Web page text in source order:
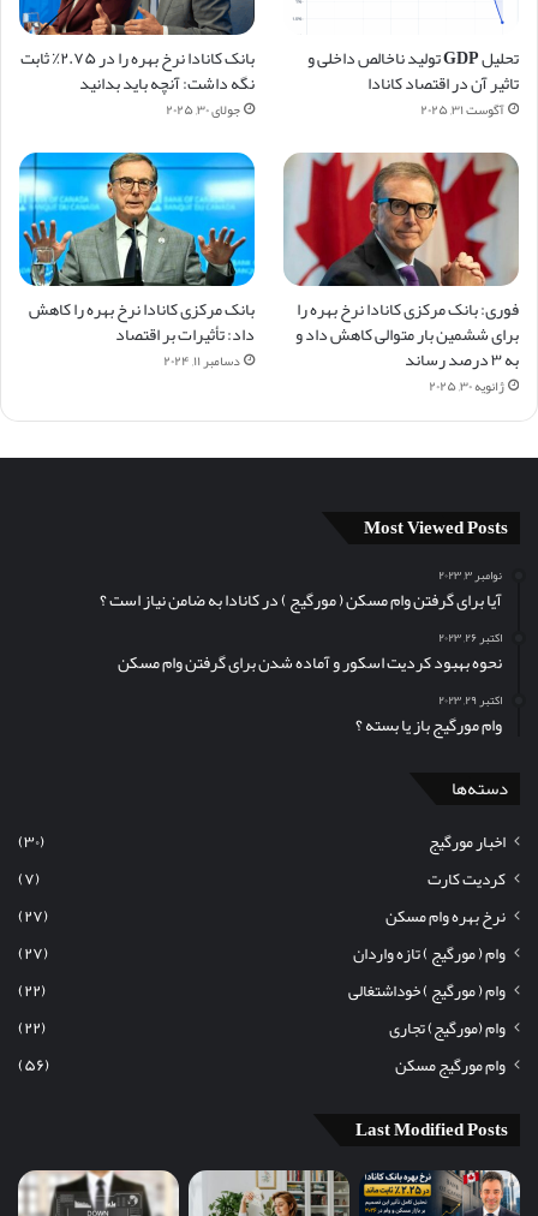
تحلیل GDP تولید ناخالص داخلی و
تاثیر آن در اقتصاد کانادا
آگوست ۳۱, ۲۰۲۵
بانک کانادا نرخ بهره را در ۲.۷۵٪ ثابت
نگه داشت: آنچه باید بدانید
جولای ۳۰, ۲۰۲۵
فوری: بانک مرکزی کانادا نرخ بهره را
برای ششمین بار متوالی کاهش داد و
به ۳ درصد رساند
ژانویه ۳۰, ۲۰۲۵
بانک مرکزی کانادا نرخ بهره را کاهش
داد: تأثیرات بر اقتصاد
دسامبر ۱۱, ۲۰۲۴
Most Viewed Posts
نوامبر ۳, ۲۰۲۳
آیا برای گرفتن وام مسکن (‌ مورگیج ) در کانادا به ضامن نیاز است ؟
اکتبر ۲۶, ۲۰۲۳
نحوه بهبود کردیت اسکور و آماده شدن برای گرفتن وام مسکن
اکتبر ۲۹, ۲۰۲۳
وام مورگیج باز یا بسته ؟
دسته‌ها
اخبار مورگیج
(۳۰)
کردیت کارت
(۷)
نرخ بهره وام مسکن
(۲۷)
وام ( مورگیج ) تازه واردان
(۲۷)
وام ( مورگیج ) خوداشتغالی
(۲۲)
وام (مورگیج) تجاری
(۲۲)
وام مورگیج مسکن
(۵۶)
Last Modified Posts